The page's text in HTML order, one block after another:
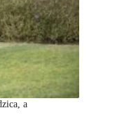
a